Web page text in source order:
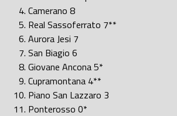
Camerano 8
Real Sassoferrato 7**
Aurora Jesi 7
San Biagio 6
Giovane Ancona 5*
Cupramontana 4**
Piano San Lazzaro 3
Ponterosso 0*